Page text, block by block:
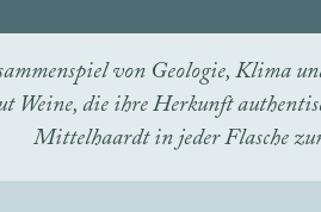
von Geologie, Klima
Weine, die ihre Herkunft
Mittelhaardt in jeder Flasche